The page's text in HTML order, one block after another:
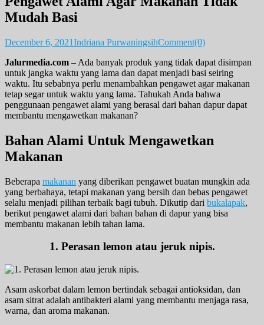
Mudah Basi
December 6, 2021Indriana PurwaningsihComment(0)
Jalurmedia.com – Ada banyak produk yang tidak dapat disimpan
untuk jangka waktu yang lama dan dapat menjadi basi seiring
waktu. Itu sebabnya perlu menambahkan pengawet agar makanan
tetap segar untuk waktu yang lama. Tahukah Anda bahwa
penggunaan pengawet alami yang berasal dari bahan dapur dapat
membantu mengawetkan makanan?
Bahan Alami Untuk Mengawetkan
Makanan
Beberapa makanan yang diberikan pengawet buatan mungkin ada
yang berbahaya, tetapi makanan yang bersih dan bebas pengawet
selalu menjadi pilihan terbaik bagi tubuh. Dikutip dari bukalapak,
berikut pengawet alami dari bahan bahan di dapur yang bisa
membantu makanan lebih tahan lama.
1. Perasan lemon atau jeruk nipis.
Asam askorbat dalam lemon bertindak sebagai antioksidan, dan
asam sitrat adalah antibakteri alami yang membantu menjaga rasa,
warna, dan aroma makanan.